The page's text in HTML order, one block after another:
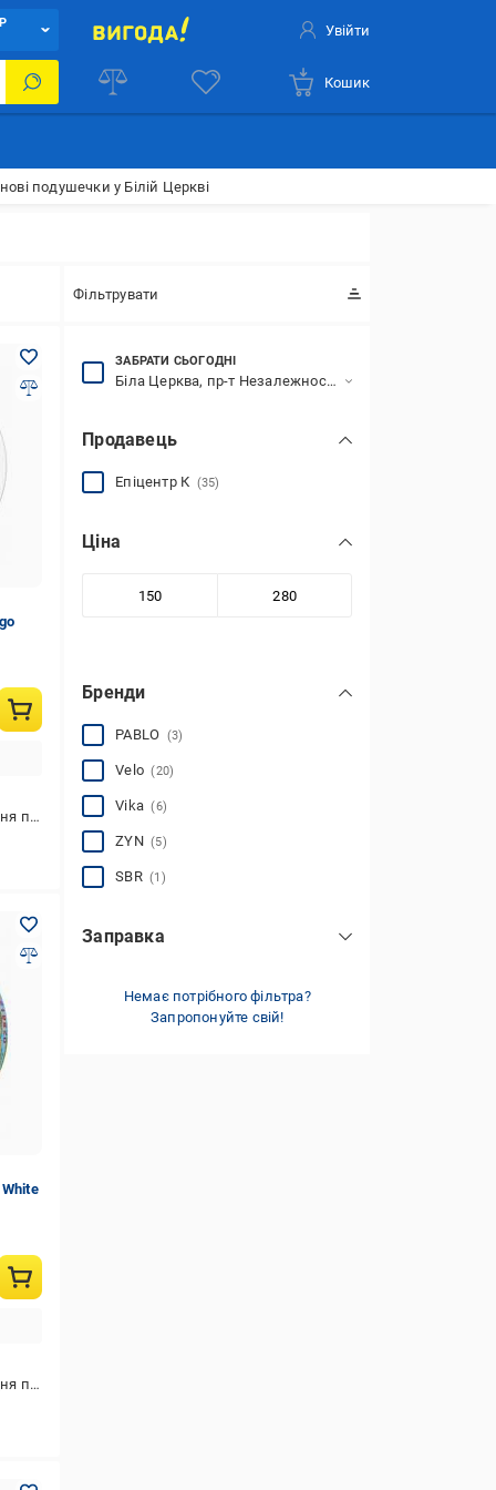
Увійти
Кошик
подушечки у Білій Церкві
Фільтрувати
ЗАБРАТИ СЬОГОДНІ
Біла Церква, пр-т Незалежності, 83
Продавець
Епіцентр К (35)
Ціна
Бренди
PABLO (3)
Velo(20)
Vika(6)
ZYN(5)
SBR(1)
Заправка
Немає потрібного фільтра?
Запропонуйте свій!